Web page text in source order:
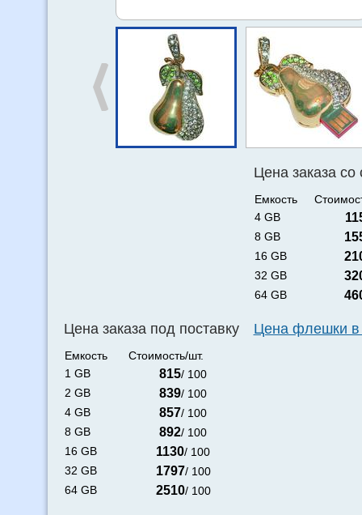
Цена заказа под поставку
Емкость
Стоимость/шт.
1 GB
815/ 100
2 GB
839/ 100
4 GB
857/ 100
8 GB
892/ 100
16 GB
1130/ 100
32 GB
1797/ 100
64 GB
2510/ 100
Цена заказа со
Емкость
4 GB
8 GB
16 GB
32 GB
64 GB
Цена флешки в